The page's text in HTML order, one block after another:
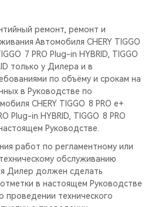
ремонт, ремонт и
Автомобиля CHERY TIGGO
7 PRO Plug-in HYBRID, TIGGO
только у Дилера и в
по объёму и срокам на
в Руководстве по
CHERY TIGGO 8 PRO е+
Plug-in HYBRID, TIGGO 8 PRO
Руководстве.
работ по регламентному или
обслуживанию
Дилер должен сделать
в настоящем Руководстве
проведении технического